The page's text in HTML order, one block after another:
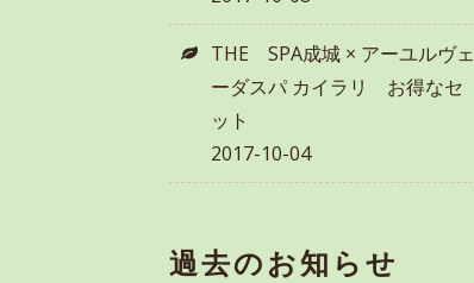
THE SPA成城 × アーユルヴェ
ーダスパ カイラリ お得なセ
ット
2017-10-04
過去のお知らせ